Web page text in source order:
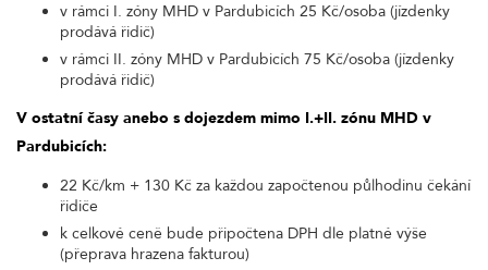
v rámci I. zóny MHD v Pardubicích 25 Kč/osoba (jízdenky
prodává řidič)
v rámci II. zóny MHD v Pardubicích 75 Kč/osoba (jízdenky
prodává řidič)
V ostatní časy anebo s dojezdem mimo I.+II. zónu MHD v
Pardubicích:
22 Kč/km + 130 Kč za každou započtenou půlhodinu čekání
řidiče
k celkové ceně bude připočtena DPH dle platné výše
(přeprava hrazena fakturou)